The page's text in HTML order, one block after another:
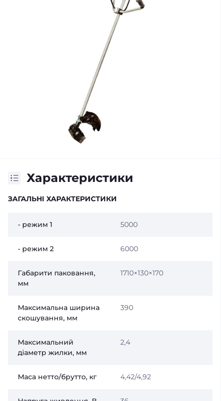
Характеристики
ЗАГАЛЬНІ ХАРАКТЕРИСТИКИ
- режим 1 5000
- режим 2 6000
Габарити паковання,
мм
1710×130×170
Максимальна ширина
скошування, мм
390
Максимальний
діаметр жилки, мм
2,4
Маса нетто/брутто, кг 4,42/4,92